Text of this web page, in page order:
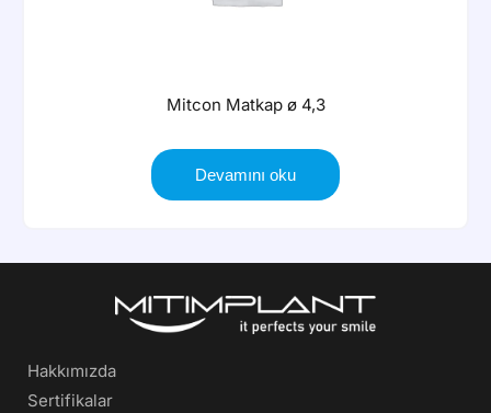
Mitcon Matkap ø 4,3
Devamını oku
Hakkımızda
Sertifikalar